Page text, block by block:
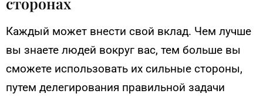
Каждый может внести свой вклад. Чем лучше
вы знаете людей вокруг вас, тем больше вы
сможете использовать их сильные стороны,
путем делегирования правильной задачи